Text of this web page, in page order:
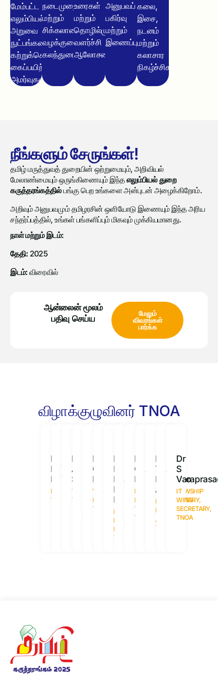
மேம்பட்ட
எலும்பியல்
அறுவை
நுட்பங்களை
கற்றுக்கொள்ளும்
கைப்பயிற்சி
அமர்வுகள்.
நடைமுறைகள்
மற்றும்
சிக்கலான
வழக்குரைப்பு
கலந்துரையாடல்கள்.
உரைகள்
மற்றும்
தொழில்முறை
வளர்ச்சி
ஆலோசனைகள்.
அனுபவப்
பகிர்வு
மற்றும்
இணைப்பு.
கலை,
இசை,
நடனம்
மற்றும்
கலாசார
நிகழ்ச்சிகள்.
நீங்களும் சேருங்கள்!
தமிழ் மருத்துவத் துறையின் ஒற்றுமையும், அறிவியல்
மேலாண்மையும் ஒருங்கிணையும் இந்தஎலும்பியல் துறை
கருத்தரங்கத்தில்பங்கு பெற உங்களை அன்புடன் அழைக்கிறோம்.
அறிவும் அனுபவமும் தமிழரசின் ஒளியோடு இணையும் இந்த அரிய
சந்தர்ப்பத்தில், உங்கள் பங்களிப்பும் மிகவும் முக்கியமானது.
நாள் மற்றும் இடம்:
தேதி: 2025
இடம்: விரைவில்
ஆன்லைன் மூலம்
பதிவு செய்ய
மேலும்
விவரங்கள்
பார்க்க
விழாக்குழுவினர் TNOA
Dr
N
Manikandan
PRESIDENT,
TNOA
V
Thirunarayanan
SECRETARY,
TNOA
Dr
A
Saravanan
TREASURER,
TNOA
Sundararajan
PRESIDENT
TNOA
Dr
C
Rex
VICE
PRESIDENT,
TNOA
MARIMUTHU
JOINT
SECRETARY,
TNOA
Dr
N
Deen
Muhammad
Ismail
IMMEDIATE
PAST
PRESIDENT,
TNOA
J
Ravi
IMMEDIATE
SECRETARY,
TNOA
Dr
G
Mohan
IMMD
PAST
TREASURER,
TNOA
Suresh
Kumar
JOURNAL
EDITOR,
TNOA
Dr
T
R
Ashok
INDEXING
EDITOR
,
TNOA
Aju
Bosco
FELLOWSHIP
SECRETARY,
TNOA
Dr
S
IT
WING
SECRETARY,
TNOA